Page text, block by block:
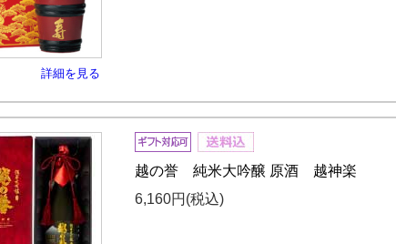
詳細を見る
越の誉 純米大吟醸 原酒 越神楽
6,160円 (税込)